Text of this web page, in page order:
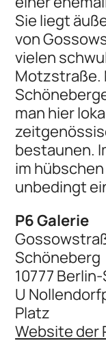
Sie liegt
von
vielen
Motzstraße.
man hier
bestaunen.
im
unbedingt
P6 Galerie
Schöneberg
10777
U
Platz
Website der